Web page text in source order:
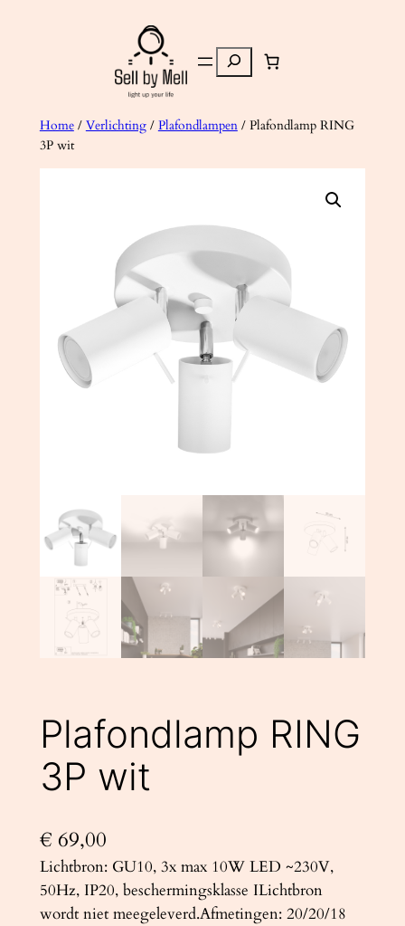
Zoeken
Home/ Verlichting/ Plafondlampen/ Plafondlamp RING
3P wit
Plafondlamp RING
3P wit
€ 69,00
Lichtbron: GU10, 3x max 10W LED ~230V,
50Hz, IP20, beschermingsklasse ILichtbron
wordt niet meegeleverd.Afmetingen: 20/20/18